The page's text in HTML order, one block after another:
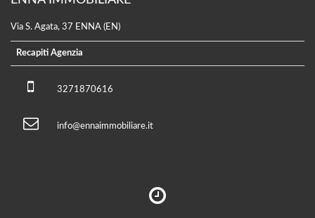
Via S. Agata, 37 ENNA (EN)
Recapiti Agenzia
3271870616
info@ennaimmobiliare.it